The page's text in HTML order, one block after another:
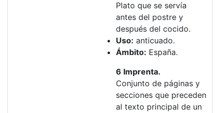
Plato que se servía
antes del postre y
después del cocido.
Uso: anticuado.
Ámbito: España.
6 Imprenta.
Conjunto de páginas y
secciones que preceden
al texto principal de un